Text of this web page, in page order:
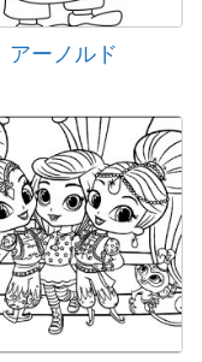
アーノルド